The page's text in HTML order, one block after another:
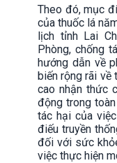
Theo đó, mục
của thuốc lá
lịch tỉnh Lai
Phòng, chống
hướng dẫn về
biến rộng rãi về
cao nhận thức
động trong
tác hại của
điếu truyền
đối với sức
việc thực hiện